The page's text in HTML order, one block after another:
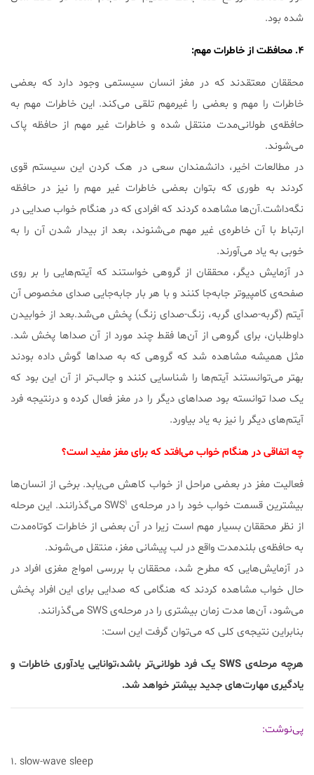
شده بود.
۴. محافظت از خاطرات مهم:
محققان معتقدند که در مغز انسان سیستمی وجود دارد که بعضی
خاطرات را مهم و بعضی را غیرمهم تلقی می‌کند. این خاطرات مهم به
حافظه‌ی طولانی‌مدت منتقل شده و خاطرات غیر مهم از حافظه پاک
می‌شوند.
در مطالعات اخیر، دانشمندان سعی در هک کردن این سیستم قوی
کردند به طوری که بتوان بعضی خاطرات غیر مهم را نیز در حافظه
نگه‌داشت.آن‌ها مشاهده کردند که افرادی که در هنگام خواب صدایی در
ارتباط با آن خاطره‌ی غیر مهم می‌شنوند، بعد از بیدار شدن آن را به
خوبی به یاد می‌آورند.
در آزمایش دیگر، محققان از گروهی خواستند که آیتم‌هایی را بر روی
صفحه‌ی کامپیوتر جا‌به‌جا کنند و با هر بار جا‌به‌جایی صدای مخصوص آن
آیتم (گربه-صدای گربه، زنگ-صدای زنگ) پخش می‌شد.بعد از خوابیدن
داوطلبان، برای گروهی از آن‌ها فقط چند مورد از آن صدا‌ها پخش شد.
مثل همیشه مشاهده شد که گروهی که به صدا‌ها گوش داده بودند
بهتر می‌توانستند آیتم‌ها را شناسایی کنند و جالب‌تر از آن این بود که
یک صدا توانسته بود صداهای دیگر را در مغز فعال کرده و درنتیجه فرد
آیتم‌های دیگر را نیز به یاد بیاورد.
چه اتفاقی در هنگام خواب می‌افتد که برای مغز مفید است؟
فعالیت مغز در بعضی مراحل از خواب کاهش می‌یابد. برخی از انسان‌ها
بیشترین قسمت خواب خود را در مرحله‌ی SWS ۱
می‌گذرانند. این مرحله
از نظر محققان بسیار مهم است زیرا در آن بعضی از خاطرات کوتاه‌مدت
به حافظه‌ی بلندمدت واقع در لب پیشانی مغز، منتقل می‌شوند.
در آزمایش‌هایی که مطرح شد، محققان با بررسی امواج مغزی افراد در
حال خواب مشاهده کردند که هنگامی که صدایی برای این افراد پخش
می‌شود، آن‌ها مدت زمان بیشتری را در مرحله‌ی SWS می‌گذرانند.
بنابراین نتیجه‌ی کلی که می‌توان گرفت این است:
هرچه مرحله‌ی SWS یک فرد طولانی‌تر باشد،توانایی یادآوری خاطرات و
یادگیری مهارت‌های جدید بیشتر خواهد شد.
پی‌نوشت:
۱. slow-wave sleep